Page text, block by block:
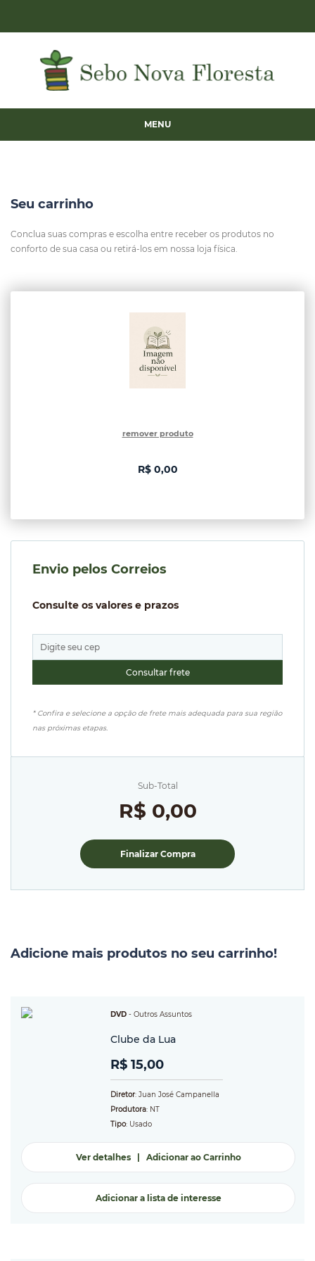
MENU
Seu carrinho
Conclua suas compras e escolha entre receber os produtos no
conforto de sua casa ou retirá-los em nossa loja física.
remover produto
R$ 0,00
Envio pelos Correios
Consulte os valores e prazos
* Confira e selecione a opção de frete mais adequada para sua região
nas próximas etapas.
Sub-Total
R$ 0,00
Finalizar Compra
Adicione mais produtos no seu carrinho!
DVD - Outros Assuntos
Clube da Lua
R$ 15,00
Diretor: Juan José Campanella
Produtora: NT
Tipo: Usado
Ver detalhes| Adicionar ao Carrinho
Adicionar a lista de interesse